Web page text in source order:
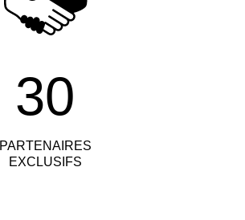
PARTENAIRES
EXCLUSIFS
30